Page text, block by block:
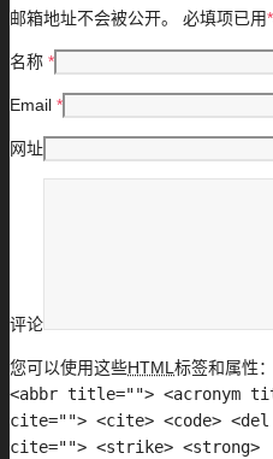
邮箱地址不会被公开。 必填项已用*
名称 *
Email *
网址
评论
您可以使用这些HTML标签和属性：
<abbr title=""> <acronym
cite=""> <cite> <code> <del
cite=""> <strike> <strong>